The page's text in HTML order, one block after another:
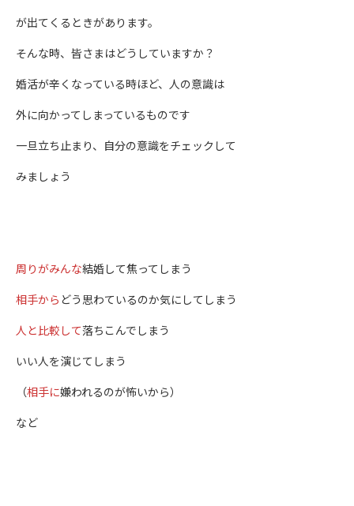
が出てくるときがあります。
そんな時、皆さまはどうしていますか？
婚活が辛くなっている時ほど、人の意識は
外に向かってしまっているものです
一旦立ち止まり、自分の意識をチェックして
みましょう
周りがみんな結婚して焦ってしまう
相手から どう思わているのか気にしてしまう
人と比較して落ちこんでしまう
いい人を演じてしまう
（相手に嫌われるのが怖いから）
など